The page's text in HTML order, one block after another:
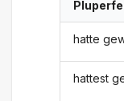
hatte
hattest